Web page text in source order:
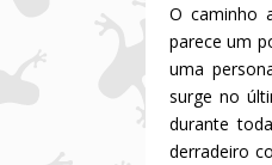
O caminho
parece um
uma
surge no
durante
derradeiro